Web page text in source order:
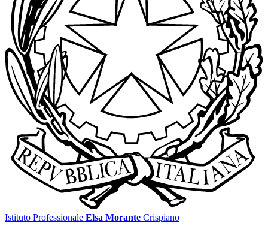
Istituto Professionale Elsa Morante Crispiano